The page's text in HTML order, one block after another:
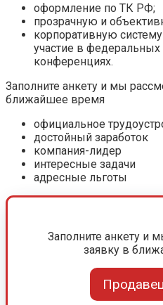
оформление по ТК РФ;
прозрачную и
корпоративную
участие в
конференциях.
Заполните анкету и мы
ближайшее время
официальное
достойный заработок
компания-лидер
интересные задачи
адресные льготы
Заполните анкету и
заявку в